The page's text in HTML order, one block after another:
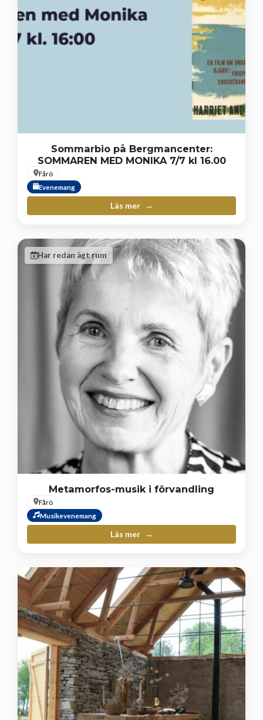
Sommarbio på Bergmancenter:
SOMMAREN MED MONIKA 7/7 kl 16.00
Fårö
Evenemang
Läs mer
Har redan ägt rum
Metamorfos-musik i förvandling
Fårö
Musikevenemang
Läs mer